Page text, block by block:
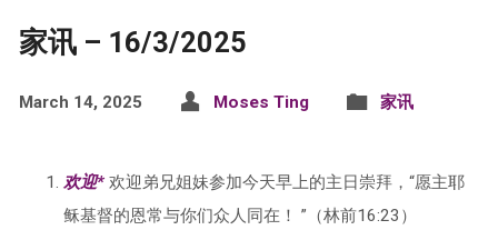
家讯 – 16/3/2025
March 14, 2025 Moses Ting 家讯
欢迎*欢迎弟兄姐妹参加今天早上的主日崇拜，“愿主耶
稣基督的恩常与你们众人同在！ ”（林前16:23）